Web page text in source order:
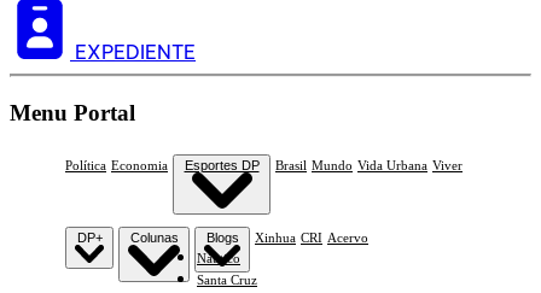
EXPEDIENTE
Menu Portal
Política Economia Esportes DP
Náutico
Santa Cruz
Brasil Mundo Vida Urbana Viver
DP+ Colunas Blogs Xinhua CRI Acervo